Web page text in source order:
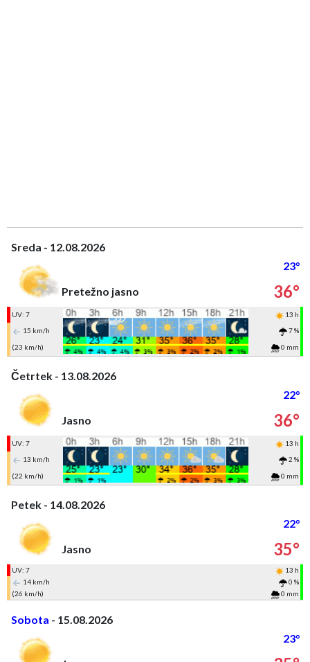
Sreda - 12.08.2026
23°
Pretežno jasno
36°
UV: 7
13 h
15 km/h
7 %
(23 km/h)
0 mm
Četrtek - 13.08.2026
22°
Jasno
36°
UV: 7
13 h
13 km/h
2 %
(22 km/h)
0 mm
Petek - 14.08.2026
22°
Jasno
35°
UV: 7
13 h
14 km/h
0 %
(26 km/h)
0 mm
Sobota - 15.08.2026
23°